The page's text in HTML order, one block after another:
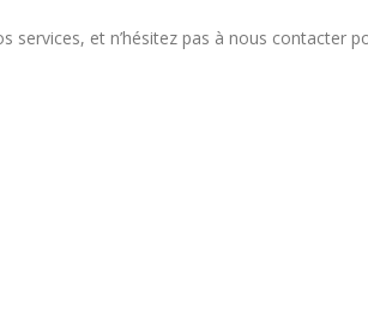
services, et n’hésitez pas à nous contacter